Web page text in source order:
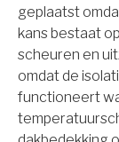
geplaatst
kans bestaat
scheuren en
omdat de
functioneert